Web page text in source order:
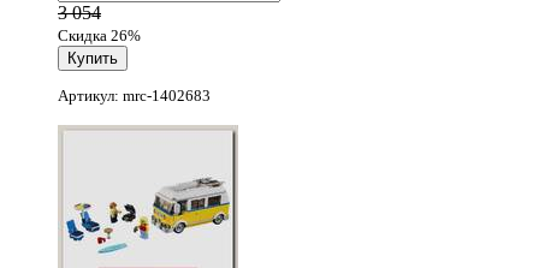
3 054
Скидка 26%
Артикул: mrc-1402683